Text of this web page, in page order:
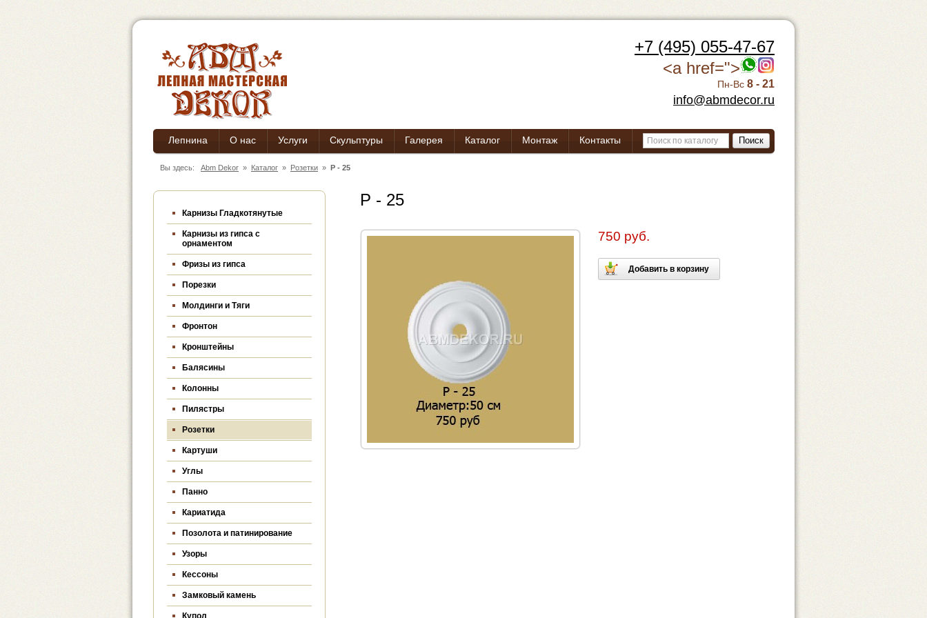
+7 (495) 055-47-67
<a href=">
Пн-Вс 8 - 21
info@abmdecor.ru
Лепнина О нас Услуги Скульптуры Галерея Каталог Монтаж Контакты Поиск
Вы здесь: Abm Dekor » Каталог » Розетки » Р - 25
Карнизы Гладкотянутые
Карнизы из гипса c
орнаментом
Фризы из гипса
Порезки
Молдинги и Тяги
Фронтон
Кронштейны
Балясины
Колонны
Пилястры
Розетки
Картуши
Углы
Панно
Кариатида
Позолота и патинирование
Узоры
Кессоны
Замковый камень
Купол
Р - 25
750 руб.
Добавить в корзину